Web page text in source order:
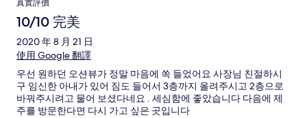
真實評價
10/10 完美
2020 年 8 月 21 日
使用 Google 翻譯
우선 원하던 오션뷰가 정말 마음에 쏙 들었어요 사장님 친절하시
구 임신한 아내가 있어 짐도 들어서 3층까지 올려주시고 2층으로
바꿔주시려고 물어 보셨다네요 . 세심함에 좋았습니다 다음에 제
주를 방문한다면 다시 가고 싶은 곳입니다